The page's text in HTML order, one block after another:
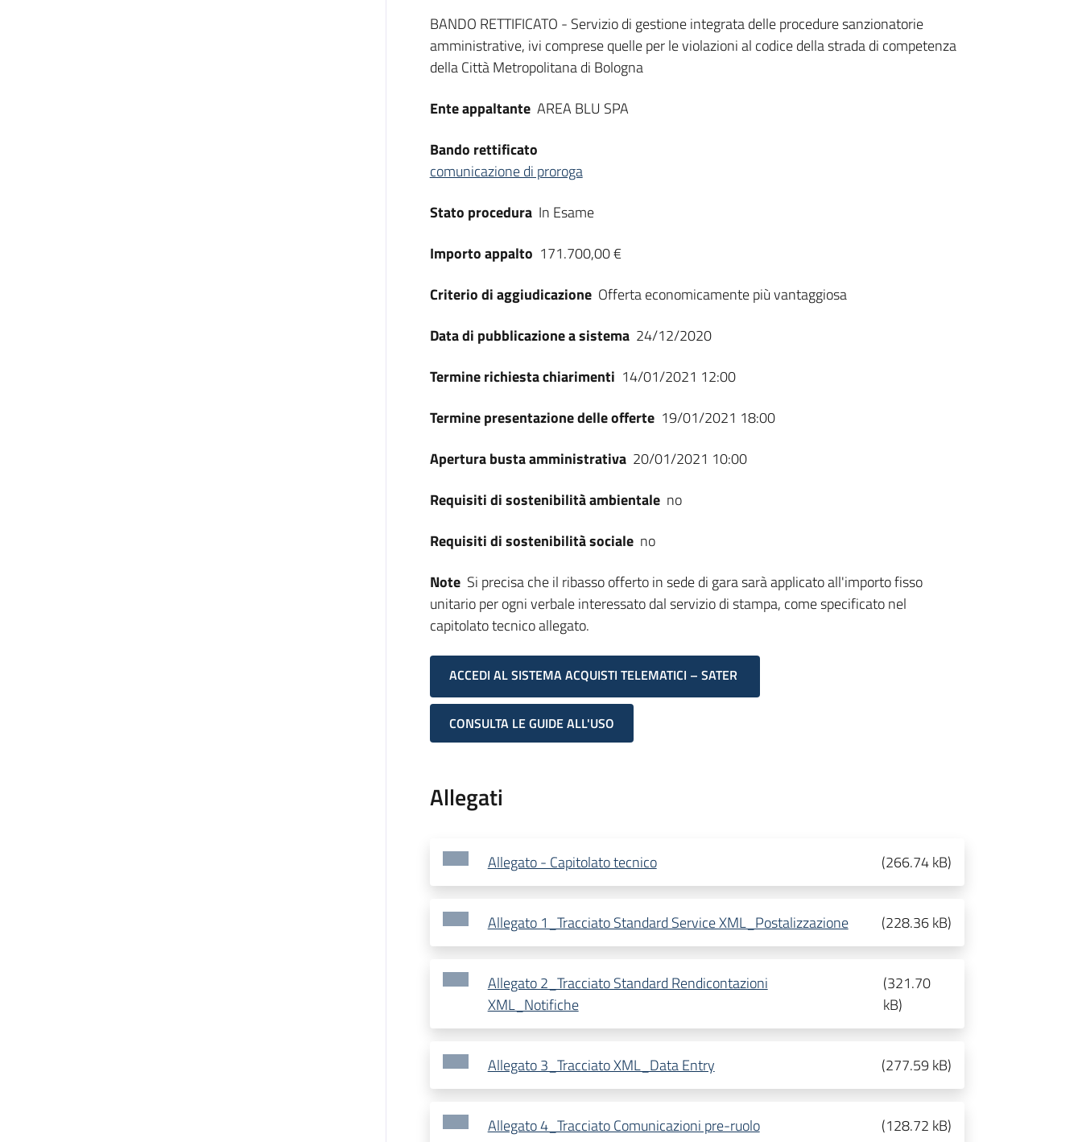
Dati del bando
BANDO RETTIFICATO - Servizio di gestione integrata delle procedure sanzionatorie
amministrative, ivi comprese quelle per le violazioni al codice della strada di competenza
della Città Metropolitana di Bologna
Ente appaltante AREA BLU SPA
Bando rettificato
comunicazione di proroga
Stato procedura In Esame
Importo appalto 171.700,00 €
Criterio di aggiudicazione Offerta economicamente più vantaggiosa
Data di pubblicazione a sistema 24/12/2020
Termine richiesta chiarimenti 14/01/2021 12:00
Termine presentazione delle offerte 19/01/2021 18:00
Apertura busta amministrativa 20/01/2021 10:00
Requisiti di sostenibilità ambientale no
Requisiti di sostenibilità sociale no
Note Si precisa che il ribasso offerto in sede di gara sarà applicato all'importo fisso
unitario per ogni verbale interessato dal servizio di stampa, come specificato nel
capitolato tecnico allegato.
ACCEDI AL SISTEMA ACQUISTI TELEMATICI – SATER
CONSULTA LE GUIDE ALL'USO
Allegati
Allegato - Capitolato tecnico (266.74 kB)
Allegato 1_Tracciato Standard Service XML_Postalizzazione (228.36 kB)
Allegato 2_Tracciato Standard Rendicontazioni
XML_Notifiche
(321.70
kB)
Allegato 3_Tracciato XML_Data Entry (277.59 kB)
Allegato 4_Tracciato Comunicazioni pre-ruolo (128.72 kB)